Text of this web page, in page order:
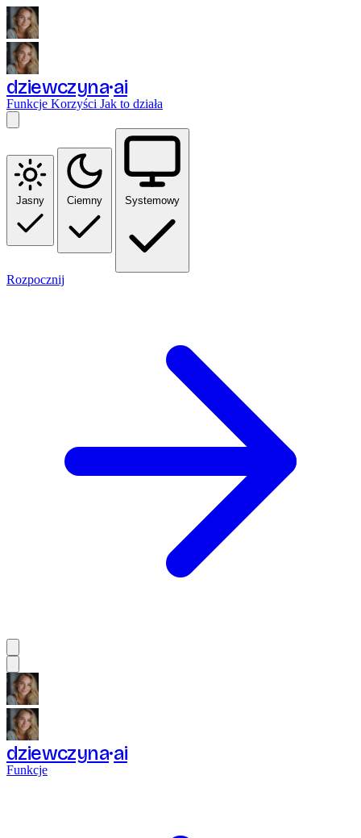
dziewczyna ai
Funkcje Korzyści Jak to działa
Jasny Ciemny Systemowy
Rozpocznij
dziewczyna ai
Funkcje